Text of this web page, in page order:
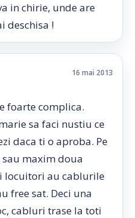
in chirie, unde are
deschisa !
16 mai 2013
foarte complica.
sa faci nustiu ce
daca ti o aproba. Pe
maxim doua
locuitori au cablurile
free sat. Deci una
cabluri trase la toti